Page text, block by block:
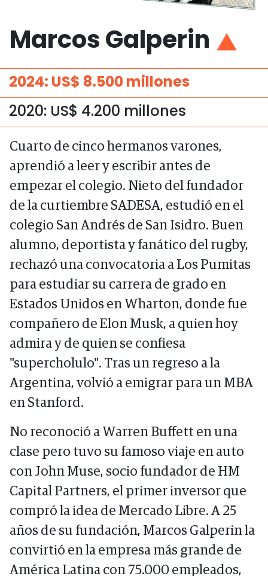
Marcos Galperin
2024: US$ 8.500 millones
2020: US$ 4.200 millones
Cuarto de cinco hermanos varones,
aprendió a leer y escribir antes de
empezar el colegio. Nieto del fundador
de la curtiembre SADESA, estudió en el
colegio San Andrés de San Isidro. Buen
alumno, deportista y fanático del rugby,
rechazó una convocatoria a Los Pumitas
para estudiar su carrera de grado en
Estados Unidos en Wharton, donde fue
compañero de Elon Musk, a quien hoy
admira y de quien se confiesa
"supercholulo". Tras un regreso a la
Argentina, volvió a emigrar para un MBA
en Stanford.
No reconoció a Warren Buffett en una
clase pero tuvo su famoso viaje en auto
con John Muse, socio fundador de HM
Capital Partners, el primer inversor que
compró la idea de Mercado Libre. A 25
años de su fundación, Marcos Galperin la
convirtió en la empresa más grande de
América Latina con 75.000 empleados,